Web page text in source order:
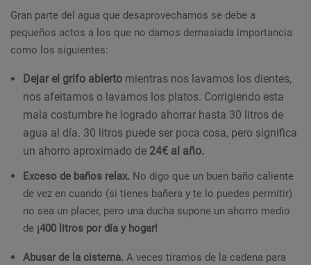
Gran parte del agua que desaprovechamos se debe a
pequeños actos a los que no damos demasiada importancia
como los siguientes:
Dejar el grifo abierto mientras nos lavamos los dientes,
nos afeitamos o lavamos los platos. Corrigiendo esta
mala costumbre he logrado ahorrar hasta 30 litros de
agua al día. 30 litros puede ser poca cosa, pero significa
un ahorro aproximado de 24€ al año.
Exceso de baños relax. No digo que un buen baño caliente
de vez en cuando (si tienes bañera y te lo puedes permitir)
no sea un placer, pero una ducha supone un ahorro medio
de ¡400 litros por día y hogar!
Abusar de la cisterna. A veces tiramos de la cadena para